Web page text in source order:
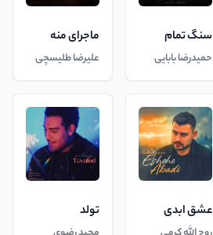
سنگ تمام
حمیدرضا بابایی
ماجرای منه
علیرضا طلیسچی
عشق ابدی تولد